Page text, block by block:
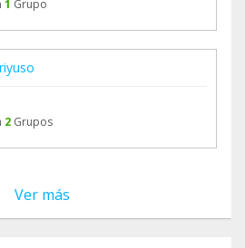
1 Grupo
2 Grupos
Ver más